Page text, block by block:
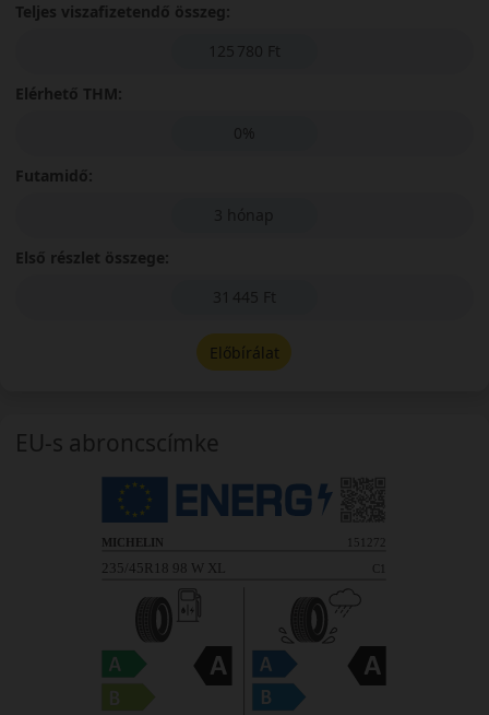
Teljes viszafizetendő összeg:
125 780 Ft
Elérhető THM:
0%
Futamidő:
3 hónap
Első részlet összege:
31 445 Ft
Előbírálat
EU-s abroncscímke